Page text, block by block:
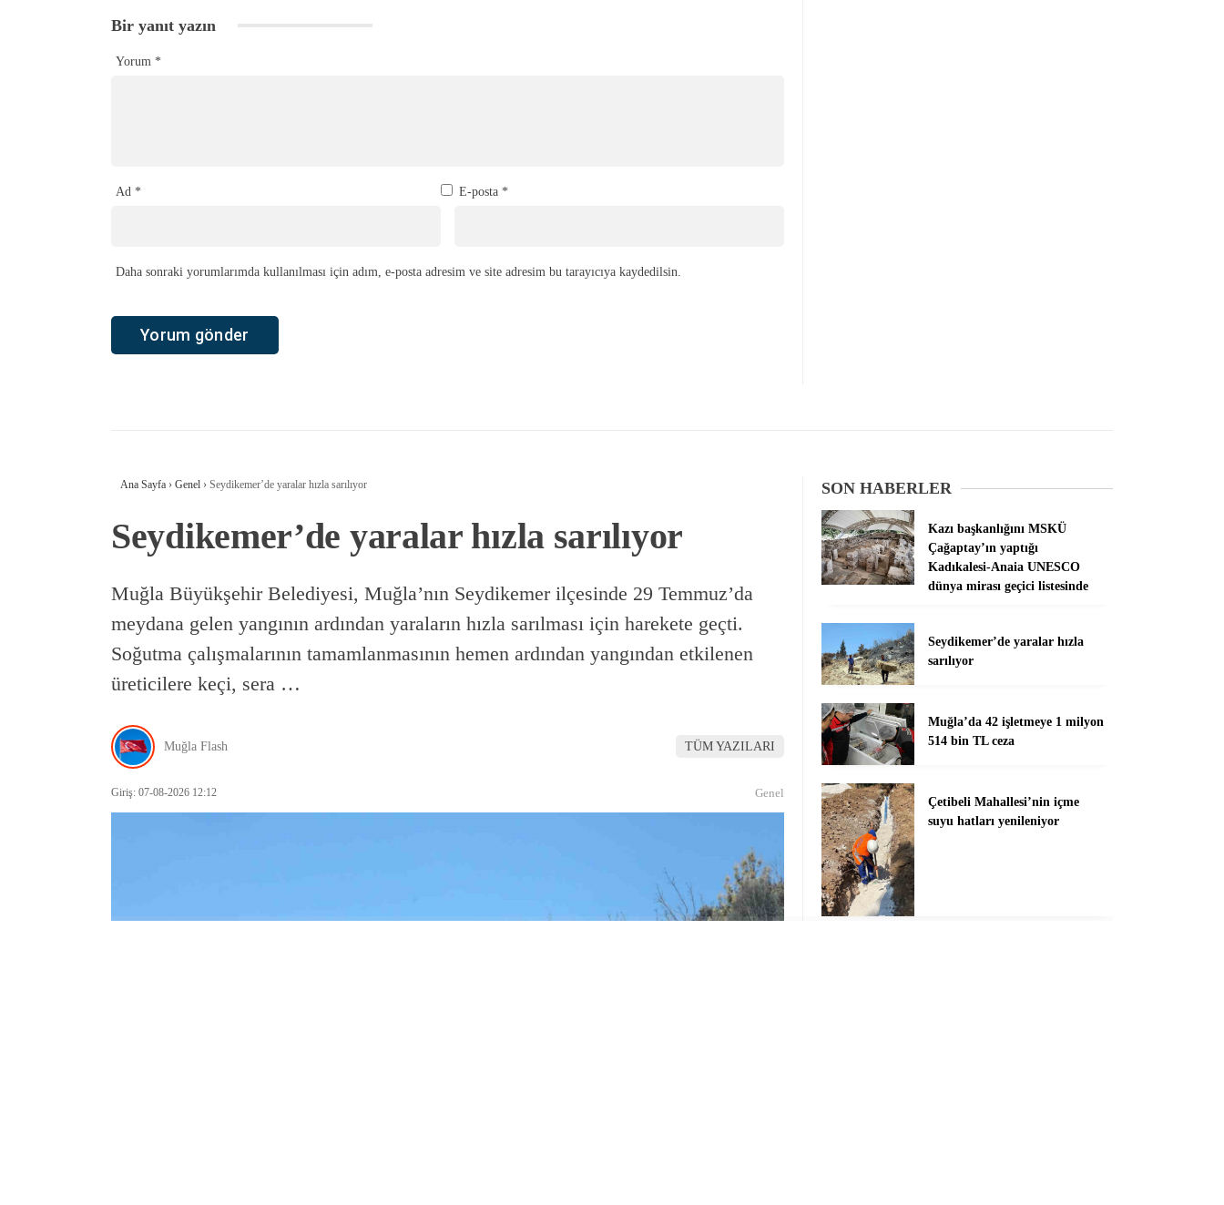
Bir yanıt yazın
Yorum *
Ad * E-posta *
Daha sonraki yorumlarımda kullanılması için adım, e-posta adresim ve site adresim bu tarayıcıya kaydedilsin.
Ana Sayfa › Genel › Seydikemer’de yaralar hızla sarılıyor
Seydikemer’de yaralar hızla sarılıyor
Muğla Büyükşehir Belediyesi, Muğla’nın Seydikemer ilçesinde 29 Temmuz’da
meydana gelen yangının ardından yaraların hızla sarılması için harekete geçti.
Soğutma çalışmalarının tamamlanmasının hemen ardından yangından etkilenen
üreticilere keçi, sera …
Muğla Flash TÜM YAZILARI
Giriş: 07-08-2026 12:12 Genel
SON HABERLER
Kazı başkanlığını MSKÜ
Çağaptay’ın yaptığı
Kadıkalesi-Anaia UNESCO
dünya mirası geçici listesinde
Seydikemer’de yaralar hızla
sarılıyor
Muğla’da 42 işletmeye 1 milyon
514 bin TL ceza
Çetibeli Mahallesi’nin içme
suyu hatları yenileniyor